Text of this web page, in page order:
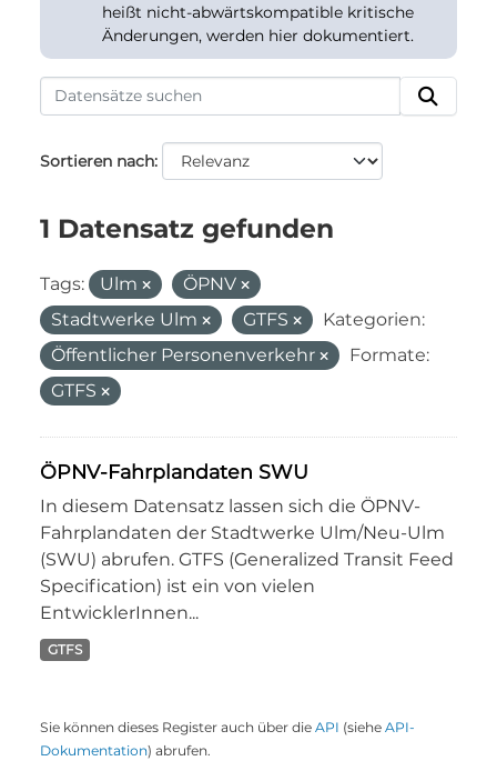
heißt nicht-abwärtskompatible kritische
Änderungen, werden hier dokumentiert.
Sortieren nach
1 Datensatz gefunden
Tags: Ulm
ÖPNV
Stadtwerke Ulm
GTFS
Kategorien:
Öffentlicher Personenverkehr
Formate:
GTFS
ÖPNV-Fahrplandaten SWU
In diesem Datensatz lassen sich die ÖPNV-
Fahrplandaten der Stadtwerke Ulm/Neu-Ulm
(SWU) abrufen. GTFS (Generalized Transit Feed
Specification) ist ein von vielen
EntwicklerInnen...
GTFS
Sie können dieses Register auch über die API (siehe API-
Dokumentation) abrufen.